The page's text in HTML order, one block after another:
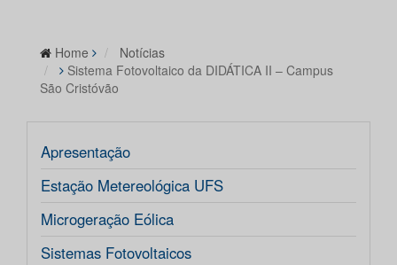
Home
Notícias
Sistema Fotovoltaico da DIDÁTICA II – Campus
São Cristóvão
Apresentação
Estação Metereológica UFS
Microgeração Eólica
Sistemas Fotovoltaicos